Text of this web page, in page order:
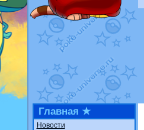
Главная ★
Новости